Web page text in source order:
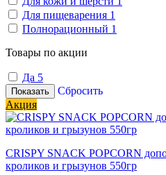
Для пищеварения 1
Полнорационный 1
Товары по акции
Да 5
Показать
Сбросить
Акция
CRISPY SNACK POPCORN
кроликов и грызунов 550гр